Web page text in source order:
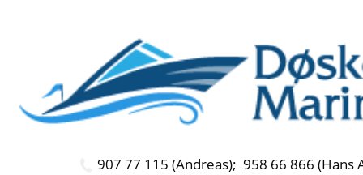
907 77 115 (Andreas); 958 66 866 (Hans